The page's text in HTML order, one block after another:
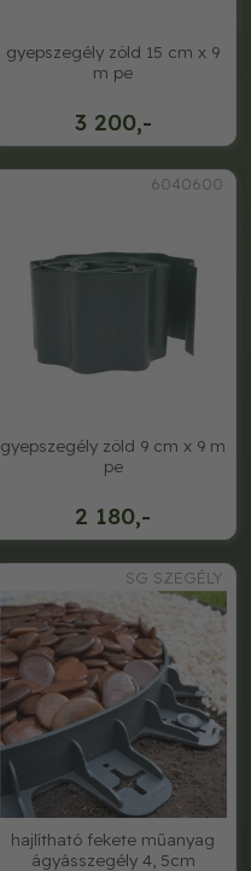
3 200,-
gyepszegély zöld 15 cm x 9
m pe
6040600
2 180,-
gyepszegély zöld 9 cm x 9 m
pe
SG SZEGÉLY
hajlítható fekete műanyag
ágyásszegély 4, 5cm